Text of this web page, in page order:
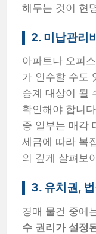
해두는 것이 현
2. 미납관리
아파트나 오피
가 인수할 수도
승계 대상이 될
확인해야 합니
중 일부는 매각
세금에 따라 복
의 깊게 살펴보
3. 유치권,
경매 물건 중에
수 권리가 설정